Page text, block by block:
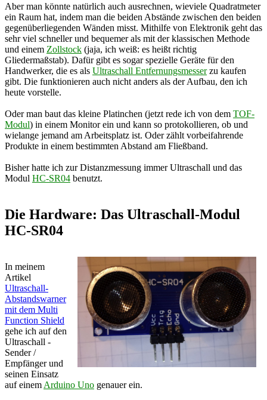
Aber man könnte natürlich auch ausrechnen, wieviele Quadratmeter
ein Raum hat, indem man die beiden Abstände zwischen den beiden
gegenüberliegenden Wänden misst. Mithilfe von Elektronik geht das
sehr viel schneller und bequemer als mit der klassischen Methode
und einem Zollstock (jaja, ich weiß: es heißt richtig
Gliedermaßstab). Dafür gibt es sogar spezielle Geräte für den
Handwerker, die es als Ultraschall Entfernungsmesserzu kaufen
gibt. Die funktionieren auch nicht anders als der Aufbau, den ich
heute vorstelle.
Oder man baut das kleine Platinchen (jetzt rede ich von dem TOF-
Modul) in einem Monitor ein und kann so protokollieren, ob und
wielange jemand am Arbeitsplatz ist. Oder zählt vorbeifahrende
Produkte in einem bestimmten Abstand am Fließband.
Bisher hatte ich zur Distanzmessung immer Ultraschall und das
Modul HC-SR04 benutzt.
Die Hardware: Das Ultraschall-Modul
HC-SR04
In meinem
Artikel
Ultraschall-
Abstandswarner
mit dem Multi
Function Shield
gehe ich auf den
Ultraschall -
Sender /
Empfänger und
seinen Einsatz
auf einem Arduino Uno genauer ein.